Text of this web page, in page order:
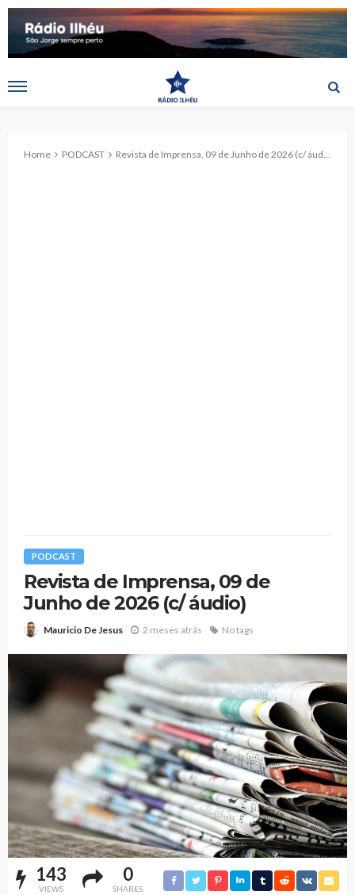
Home PODCAST Revista de Imprensa, 09 de Junho de 2026 (c/ áudio)
PODCAST
Revista de Imprensa, 09 de
Junho de 2026 (c/ áudio)
Mauricio De Jesus 2 meses atrás No tags
143
VIEWS
0
SHARES